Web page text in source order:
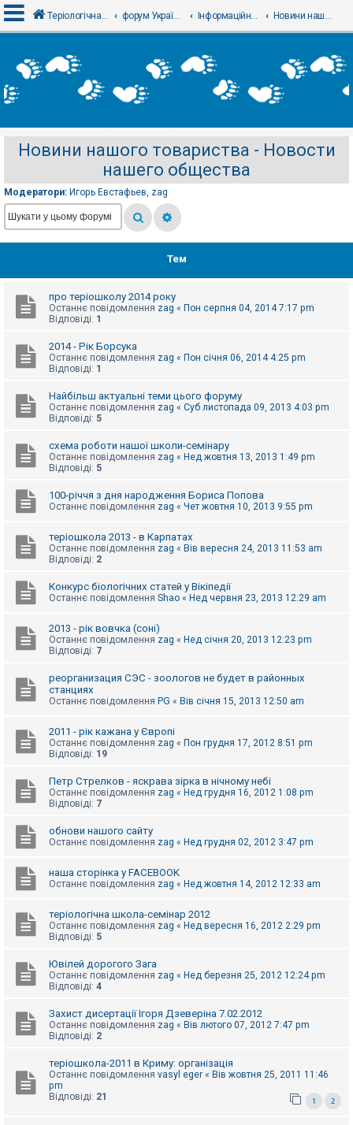
х
і
с
р
а
ц
і
Т
м
б
д
о
в
е
и
у
п
м
г
Теріологічна школа форум Українського теріологічного товариства Інформаційний відділ Новини нашого товариства - Новости нашего общества
Новини нашого товариства - Новости
нашего общества
Модератори: Игорь Евстафьев, zag
Тем
про теріошколу 2014 року
Останнє повідомлення zag « Пон серпня 04, 2014 7:17 pm
Відповіді: 1
2014 - Рік Борсука
Останнє повідомлення zag « Пон січня 06, 2014 4:25 pm
Відповіді: 1
Найбільш актуальні теми цього форуму
Останнє повідомлення zag « Суб листопада 09, 2013 4:03 pm
Відповіді: 5
схема роботи нашої школи-семінару
Останнє повідомлення zag « Нед жовтня 13, 2013 1:49 pm
Відповіді: 5
100-річчя з дня народження Бориса Попова
Останнє повідомлення zag « Чет жовтня 10, 2013 9:55 pm
теріошкола 2013 - в Карпатах
Останнє повідомлення zag « Вів вересня 24, 2013 11:53 am
Відповіді: 2
Конкурс біологічних статей у Вікіпедії
Останнє повідомлення Shao « Нед червня 23, 2013 12:29 am
2013 - рік вовчка (соні)
Останнє повідомлення zag « Нед січня 20, 2013 12:23 pm
Відповіді: 7
реорганизация СЭС - зоологов не будет в районных
станциях
Останнє повідомлення PG « Вів січня 15, 2013 12:50 am
2011 - рік кажана у Європі
Останнє повідомлення zag « Пон грудня 17, 2012 8:51 pm
Відповіді: 19
Петр Стрелков - яскрава зірка в нічному небі
Останнє повідомлення zag « Нед грудня 16, 2012 1:08 pm
Відповіді: 7
обнови нашого сайту
Останнє повідомлення zag « Нед грудня 02, 2012 3:47 pm
наша сторінка у FACEBOOK
Останнє повідомлення zag « Нед жовтня 14, 2012 12:33 am
теріологічна школа-семінар 2012
Останнє повідомлення zag « Нед вересня 16, 2012 2:29 pm
Відповіді: 5
Ювілей дорогого Зага
Останнє повідомлення zag « Нед березня 25, 2012 12:24 pm
Відповіді: 4
Захист дисертації Ігоря Дзеверіна 7.02.2012
Останнє повідомлення zag « Вів лютого 07, 2012 7:47 pm
Відповіді: 2
теріошкола-2011 в Криму: організація
Останнє повідомлення vasyl eger « Вів жовтня 25, 2011 11:46
pm
Відповіді: 21 1 2